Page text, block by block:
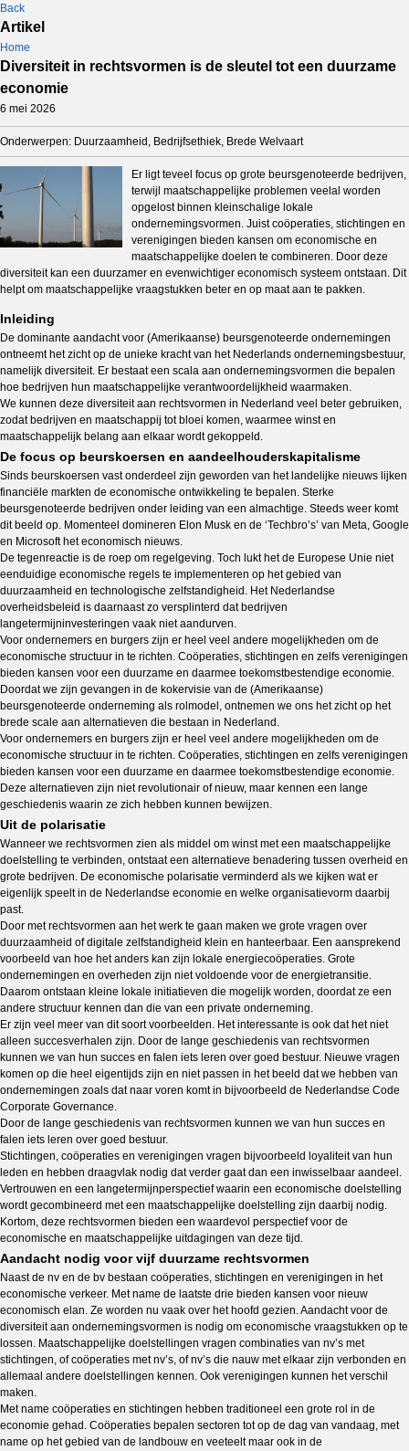
Back
Artikel
Home
Diversiteit in rechtsvormen is de sleutel tot een duurzame
economie
6 mei 2026
Onderwerpen: Duurzaamheid, Bedrijfsethiek, Brede Welvaart
Er ligt teveel focus op grote beursgenoteerde bedrijven,
terwijl maatschappelijke problemen veelal worden
opgelost binnen kleinschalige lokale
ondernemingsvormen. Juist coöperaties, stichtingen en
verenigingen bieden kansen om economische en
maatschappelijke doelen te combineren. Door deze
diversiteit kan een duurzamer en evenwichtiger economisch systeem ontstaan. Dit
helpt om maatschappelijke vraagstukken beter en op maat aan te pakken.
Inleiding
De dominante aandacht voor (Amerikaanse) beursgenoteerde ondernemingen
ontneemt het zicht op de unieke kracht van het Nederlands ondernemingsbestuur,
namelijk diversiteit. Er bestaat een scala aan ondernemingsvormen die bepalen
hoe bedrijven hun maatschappelijke verantwoordelijkheid waarmaken.
We kunnen deze diversiteit aan rechtsvormen in Nederland veel beter gebruiken,
zodat bedrijven en maatschappij tot bloei komen, waarmee winst en
maatschappelijk belang aan elkaar wordt gekoppeld.
De focus op beurskoersen en aandeelhouderskapitalisme
Sinds beurskoersen vast onderdeel zijn geworden van het landelijke nieuws lijken
financiële markten de economische ontwikkeling te bepalen. Sterke
beursgenoteerde bedrijven onder leiding van een almachtige. Steeds weer komt
dit beeld op. Momenteel domineren Elon Musk en de ‘Techbro’s’ van Meta, Google
en Microsoft het economisch nieuws.
De tegenreactie is de roep om regelgeving. Toch lukt het de Europese Unie niet
eenduidige economische regels te implementeren op het gebied van
duurzaamheid en technologische zelfstandigheid. Het Nederlandse
overheidsbeleid is daarnaast zo versplinterd dat bedrijven
langetermijninvesteringen vaak niet aandurven.
Voor ondernemers en burgers zijn er heel veel andere mogelijkheden om de
economische structuur in te richten. Coöperaties, stichtingen en zelfs verenigingen
bieden kansen voor een duurzame en daarmee toekomstbestendige economie.
Doordat we zijn gevangen in de kokervisie van de (Amerikaanse)
beursgenoteerde onderneming als rolmodel, ontnemen we ons het zicht op het
brede scale aan alternatieven die bestaan in Nederland.
Voor ondernemers en burgers zijn er heel veel andere mogelijkheden om de
economische structuur in te richten. Coöperaties, stichtingen en zelfs verenigingen
bieden kansen voor een duurzame en daarmee toekomstbestendige economie.
Deze alternatieven zijn niet revolutionair of nieuw, maar kennen een lange
geschiedenis waarin ze zich hebben kunnen bewijzen.
Uit de polarisatie
Wanneer we rechtsvormen zien als middel om winst met een maatschappelijke
doelstelling te verbinden, ontstaat een alternatieve benadering tussen overheid en
grote bedrijven. De economische polarisatie verminderd als we kijken wat er
eigenlijk speelt in de Nederlandse economie en welke organisatievorm daarbij
past.
Door met rechtsvormen aan het werk te gaan maken we grote vragen over
duurzaamheid of digitale zelfstandigheid klein en hanteerbaar. Een aansprekend
voorbeeld van hoe het anders kan zijn lokale energiecoöperaties. Grote
ondernemingen en overheden zijn niet voldoende voor de energietransitie.
Daarom ontstaan kleine lokale initiatieven die mogelijk worden, doordat ze een
andere structuur kennen dan die van een private onderneming.
Er zijn veel meer van dit soort voorbeelden. Het interessante is ook dat het niet
alleen succesverhalen zijn. Door de lange geschiedenis van rechtsvormen
kunnen we van hun succes en falen iets leren over goed bestuur. Nieuwe vragen
komen op die heel eigentijds zijn en niet passen in het beeld dat we hebben van
ondernemingen zoals dat naar voren komt in bijvoorbeeld de Nederlandse Code
Corporate Governance.
Door de lange geschiedenis van rechtsvormen kunnen we van hun succes en
falen iets leren over goed bestuur.
Stichtingen, coöperaties en verenigingen vragen bijvoorbeeld loyaliteit van hun
leden en hebben draagvlak nodig dat verder gaat dan een inwisselbaar aandeel.
Vertrouwen en een langetermijnperspectief waarin een economische doelstelling
wordt gecombineerd met een maatschappelijke doelstelling zijn daarbij nodig.
Kortom, deze rechtsvormen bieden een waardevol perspectief voor de
economische en maatschappelijke uitdagingen van deze tijd.
Aandacht nodig voor vijf duurzame rechtsvormen
Naast de nv en de bv bestaan coöperaties, stichtingen en verenigingen in het
economische verkeer. Met name de laatste drie bieden kansen voor nieuw
economisch elan. Ze worden nu vaak over het hoofd gezien. Aandacht voor de
diversiteit aan ondernemingsvormen is nodig om economische vraagstukken op te
lossen. Maatschappelijke doelstellingen vragen combinaties van nv’s met
stichtingen, of coöperaties met nv’s, of nv’s die nauw met elkaar zijn verbonden en
allemaal andere doelstellingen kennen. Ook verenigingen kunnen het verschil
maken.
Met name coöperaties en stichtingen hebben traditioneel een grote rol in de
economie gehad. Coöperaties bepalen sectoren tot op de dag van vandaag, met
name op het gebied van de landbouw en veeteelt maar ook in de